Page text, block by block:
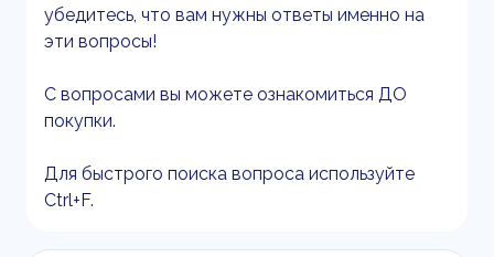
убедитесь, что вам нужны ответы именно на
эти вопросы!
С вопросами вы можете ознакомиться ДО
покупки.
Для быстрого поиска вопроса используйте
Ctrl+F.